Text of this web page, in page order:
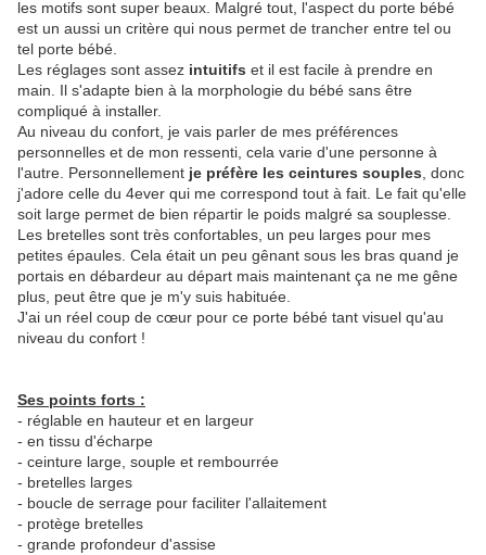
les motifs sont super beaux. Malgré tout, l'aspect du porte bébé
est un aussi un critère qui nous permet de trancher entre tel ou
tel porte bébé.
Les réglages sont assez intuitifs et il est facile à prendre en
main. Il s'adapte bien à la morphologie du bébé sans être
compliqué à installer.
Au niveau du confort, je vais parler de mes préférences
personnelles et de mon ressenti, cela varie d'une personne à
l'autre. Personnellement je préfère les ceintures souples , donc
j'adore celle du 4ever qui me correspond tout à fait. Le fait qu'elle
soit large permet de bien répartir le poids malgré sa souplesse.
Les bretelles sont très confortables, un peu larges pour mes
petites épaules. Cela était un peu gênant sous les bras quand je
portais en débardeur au départ mais maintenant ça ne me gêne
plus, peut être que je m'y suis habituée.
J'ai un réel coup de cœur pour ce porte bébé tant visuel qu'au
niveau du confort !
Ses points forts :
- réglable en hauteur et en largeur
- en tissu d'écharpe
- ceinture large, souple et rembourrée
- bretelles larges
- boucle de serrage pour faciliter l'allaitement
- protège bretelles
- grande profondeur d'assise